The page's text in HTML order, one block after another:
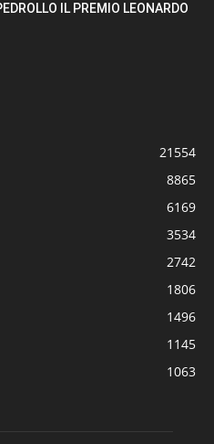
IL PREMIO LEONARDO
21554
8865
6169
3534
2742
1806
1496
1145
1063